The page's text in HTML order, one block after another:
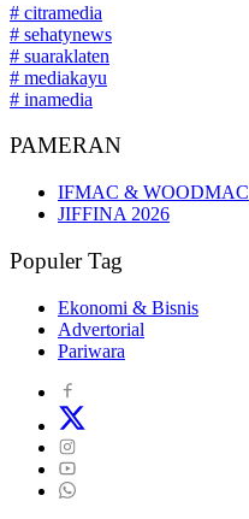
# citramedia
# sehatynews
# suaraklaten
# mediakayu
# inamedia
PAMERAN
IFMAC & WOODMAC
JIFFINA 2026
Populer Tag
Ekonomi & Bisnis
Advertorial
Pariwara